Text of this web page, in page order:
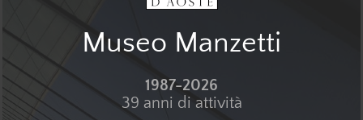
Museo Manzetti
1987-2026
39 anni di attività